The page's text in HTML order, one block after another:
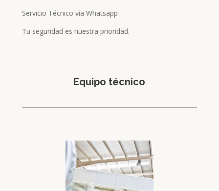
Servicio Técnico vía Whatsapp
Tu seguridad es nuestra prioridad.
Equipo técnico